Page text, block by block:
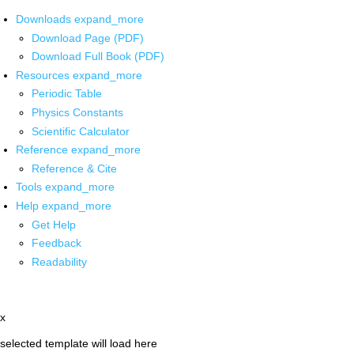
Downloads expand_more
Download Page (PDF)
Download Full Book (PDF)
Resources expand_more
Periodic Table
Physics Constants
Scientific Calculator
Reference expand_more
Reference & Cite
Tools expand_more
Help expand_more
Get Help
Feedback
Readability
x
selected template will load here